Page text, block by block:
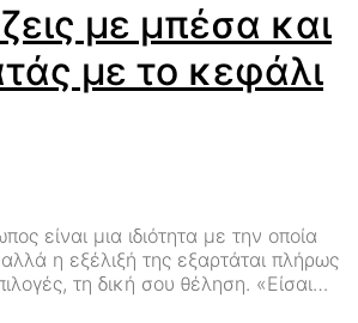
με μπέσα και
με το κεφάλι
είναι μια ιδιότητα με την οποία
η εξέλιξή της εξαρτάται πλήρως
τη δική σου θέληση. «Είσαι…